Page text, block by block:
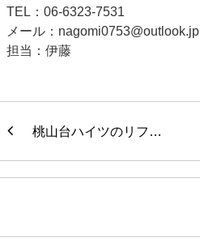
TEL：06-6323-7531
メール：nagomi0753@outlook.jp
担当：伊藤
桃山台ハイツのリフ…